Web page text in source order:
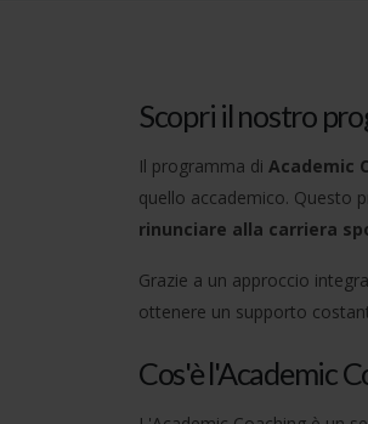
Scopri il nostro
Il programma di Academic
quello accademico. Questo
rinunciare alla carriera
Grazie a un approccio
ottenere un supporto
Cos'è l'Academic